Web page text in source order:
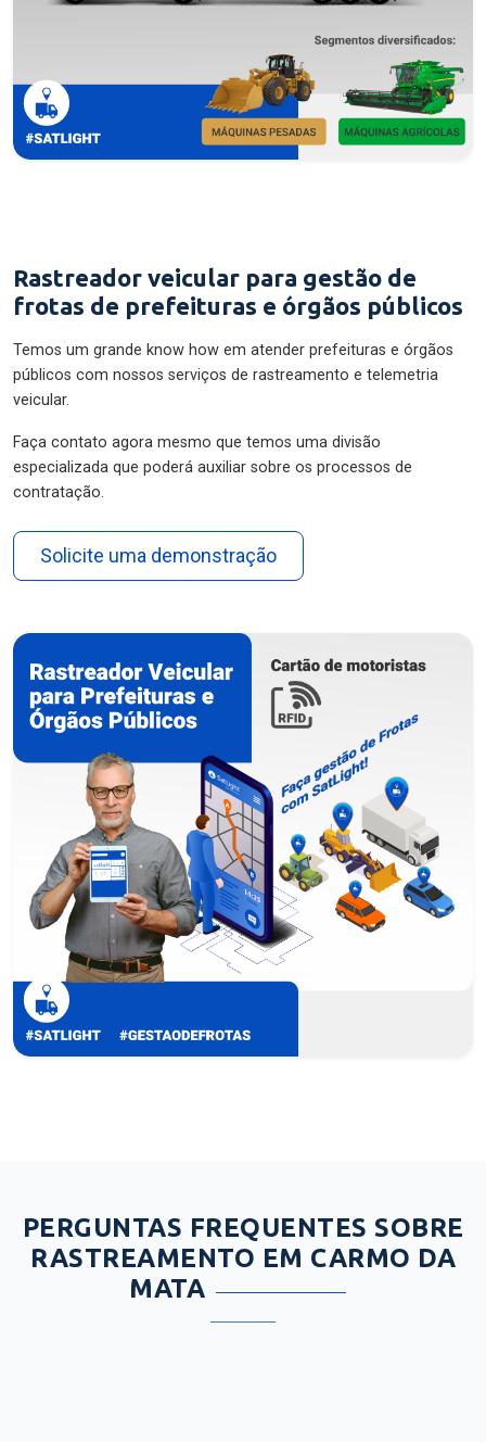
Rastreador veicular para gestão de
frotas de prefeituras e órgãos públicos
Temos um grande know how em atender prefeituras e órgãos
públicos com nossos serviços de rastreamento e telemetria
veicular.
Faça contato agora mesmo que temos uma divisão
especializada que poderá auxiliar sobre os processos de
contratação.
Solicite uma demonstração
PERGUNTAS FREQUENTES SOBRE
RASTREAMENTO EM CARMO DA
MATA